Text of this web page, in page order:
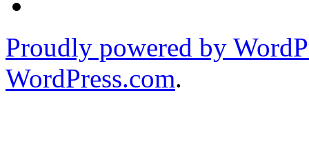
Proudly powered by
WordPress.com.